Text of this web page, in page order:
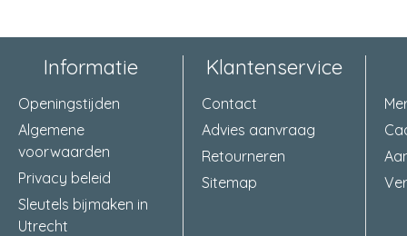
Informatie
Openingstijden
Algemene
voorwaarden
Privacy beleid
Sleutels bijmaken in
Utrecht
Klantenservice
Contact
Advies aanvraag
Retourneren
Sitemap